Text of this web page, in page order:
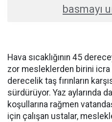
basmayı
Hava sıcaklığının 45
zor mesleklerden birini icra
derecelik taş fırınların
sürdürüyor. Yaz aylarında
koşullarına rağmen
için çalışan ustalar,